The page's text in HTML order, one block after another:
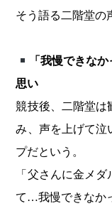
そう語る二階堂の
「我慢できな
思い
競技後、二階堂は
み、声を上げて泣
プだという。
「父さんに金メ
て…我慢できなか